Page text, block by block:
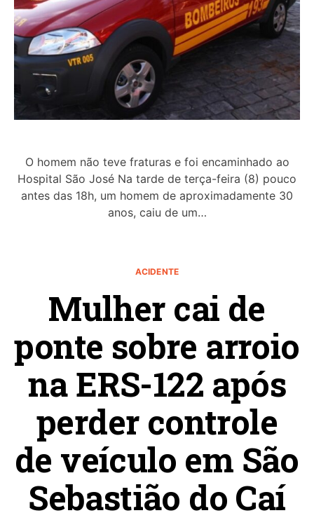
O homem não teve fraturas e foi encaminhado ao
Hospital São José Na tarde de terça-feira (8) pouco
antes das 18h, um homem de aproximadamente 30
anos, caiu de um…
ACIDENTE
Mulher cai de
ponte sobre arroio
na ERS-122 após
perder controle
de veículo em São
Sebastião do Caí